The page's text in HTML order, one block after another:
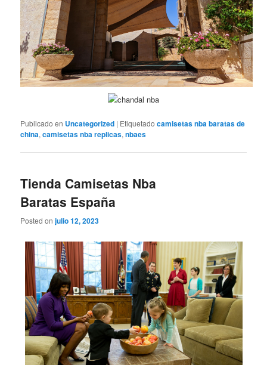
Publicado en Uncategorized | Etiquetado camisetas nba baratas de
china,camisetas nba replicas,nbaes
Tienda Camisetas Nba
Baratas España
Posted onjulio 12, 2023